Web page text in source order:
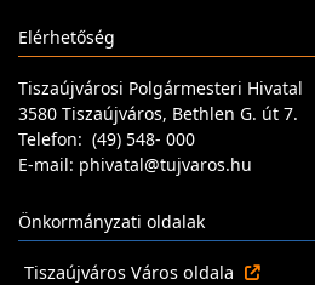
Elérhetőség
Tiszaújvárosi Polgármesteri Hivatal
3580 Tiszaújváros, Bethlen G. út 7.
Telefon: (49) 548- 000
E-mail: phivatal@tujvaros.hu
Önkormányzati oldalak
Tiszaújváros Város oldala